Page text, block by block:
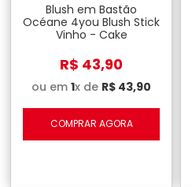
Blush em Bastão
Océane 4you Blush Stick
Vinho - Cake
R$ 43,90
ou em 1x de R$ 43,90
COMPRAR AGORA